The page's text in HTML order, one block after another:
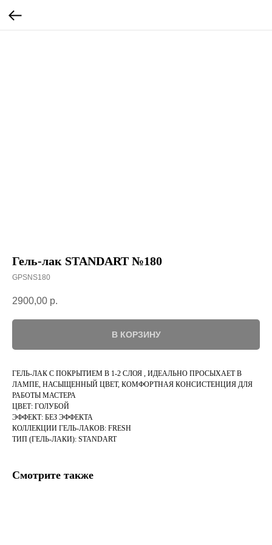
Гель-лак STANDART №180
GPSNS180
2900,00 р.
В КОРЗИНУ
ГЕЛЬ-ЛАК С ПОКРЫТИЕМ В 1-2 СЛОЯ , ИДЕАЛЬНО ПРОСЫХАЕТ В
ЛАМПЕ, НАСЫЩЕННЫЙ ЦВЕТ, КОМФОРТНАЯ КОНСИСТЕНЦИЯ ДЛЯ
РАБОТЫ МАСТЕРА
ЦВЕТ: ГОЛУБОЙ
ЭФФЕКТ: БЕЗ ЭФФЕКТА
КОЛЛЕКЦИИ ГЕЛЬ-ЛАКОВ: FRESH
ТИП (ГЕЛЬ-ЛАКИ): STANDART
Смотрите также